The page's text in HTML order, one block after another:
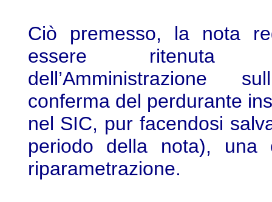
Ciò premesso, la nota
essere ritenuta
dell’Amministrazione
conferma del perdurante
nel SIC, pur facendosi
periodo della nota), una
riparametrazione.